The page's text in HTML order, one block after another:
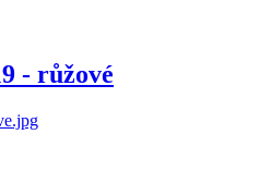
- růžové